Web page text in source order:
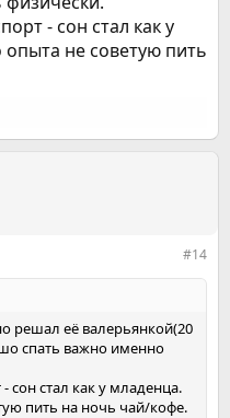
- сон стал как у
не советую пить
#14
решал её валерьянкой(20
спать важно именно
сон стал как у младенца.
пить на ночь чай/кофе.